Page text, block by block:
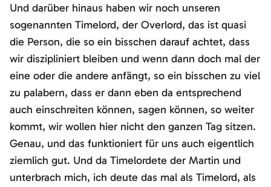
Und darüber hinaus haben wir noch unseren
sogenannten Timelord, der Overlord, das ist quasi
die Person, die so ein bisschen darauf achtet, dass
wir diszipliniert bleiben und wenn dann doch mal der
eine oder die andere anfängt, so ein bisschen zu viel
zu palabern, dass er dann eben da entsprechend
auch einschreiten können, sagen können, so weiter
kommt, wir wollen hier nicht den ganzen Tag sitzen.
Genau, und das funktioniert für uns auch eigentlich
ziemlich gut. Und da Timelordete der Martin und
unterbrach mich, ich deute das mal als Timelord, als